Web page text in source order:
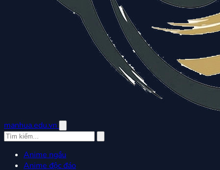
manhua.edu.vn
Anime ngầu
Anime độc đáo